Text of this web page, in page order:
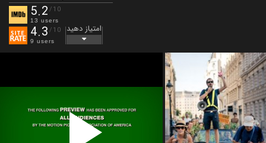
5.2 /10
13 users
4.3 /10
9 users
امتیاز دهید